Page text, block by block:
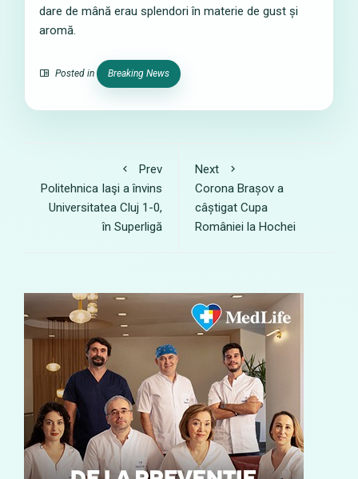
dare de mână erau splendori în materie de gust și
aromă.
Posted in Breaking News
Prev
Politehnica Iaşi a învins
Universitatea Cluj 1-0,
în Superligă
Next
Corona Brașov a
câștigat Cupa
României la Hochei